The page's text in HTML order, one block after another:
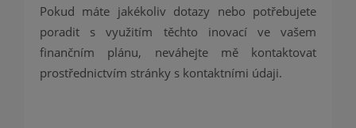
Pokud máte jakékoliv dotazy nebo potřebujete
poradit s využitím těchto inovací ve vašem
finančním plánu, neváhejte mě kontaktovat
prostřednictvím stránky s kontaktními údaji.